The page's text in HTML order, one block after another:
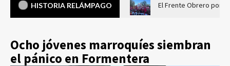
HISTORIA RELÁMPAGO El Frente Obrero pone
Ocho jóvenes marroquíes siembran
el pánico en Formentera